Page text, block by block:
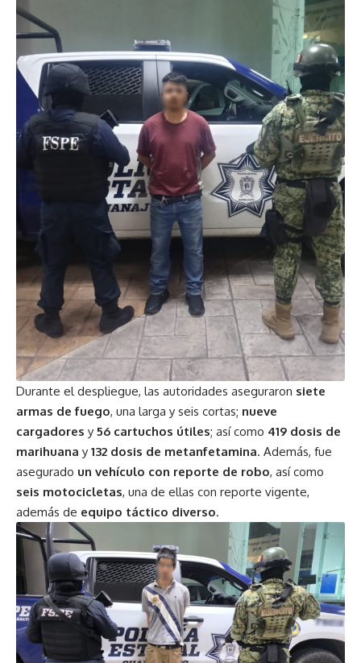
Durante el despliegue, las autoridades aseguraron siete
armas de fuego, una larga y seis cortas; nueve
cargadores y 56 cartuchos útiles; así como 419 dosis de
marihuana y 132 dosis de metanfetamina. Además, fue
asegurado un vehículo con reporte de robo, así como
seis motocicletas, una de ellas con reporte vigente,
además de equipo táctico diverso.